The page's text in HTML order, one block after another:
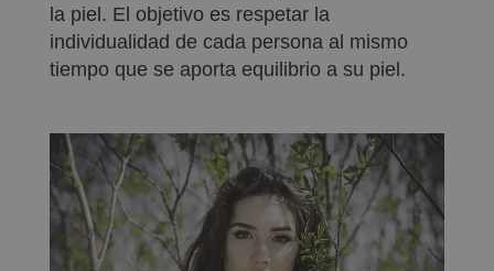
la piel. El objetivo es respetar la
individualidad de cada persona al mismo
tiempo que se aporta equilibrio a su piel.